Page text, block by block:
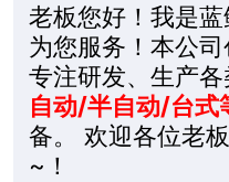
老板您好！我是
为您服务！本公
专注研发、生产各
自动/半自动/台式
备。 欢迎各位老
~！